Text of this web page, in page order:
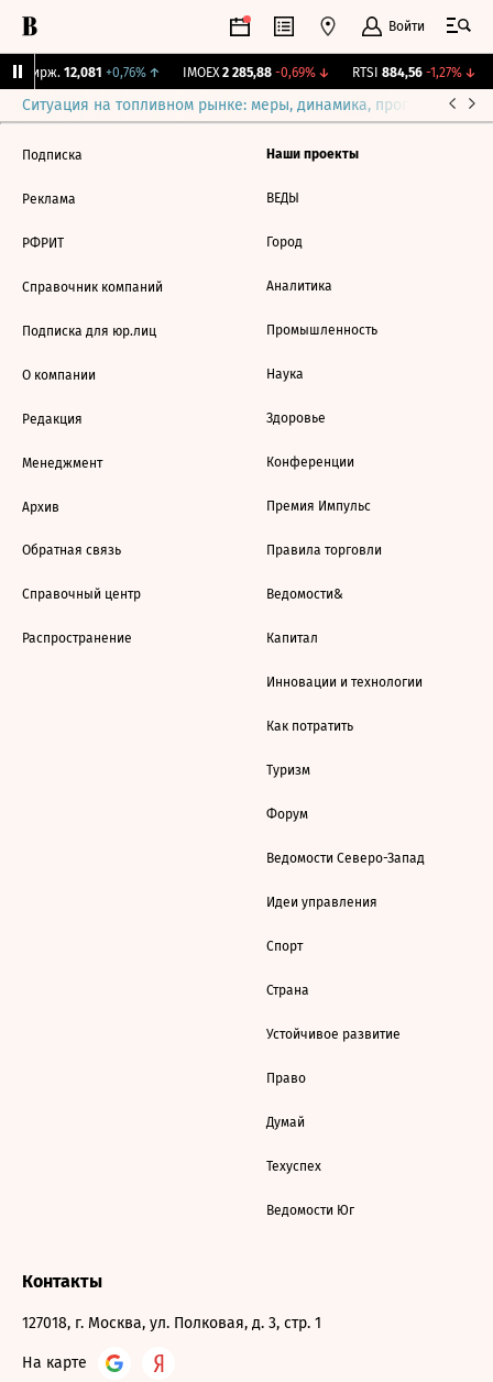
Войти
Бирж. 12,081 +0,76%↑ IMOEX 2 285,88 -0,69%↓ RTSI 884,56 -1,27%↓
Ситуация на топливном рынке: меры, динамика, прогнозы
Подписка
Реклама
РФРИТ
Справочник компаний
Подписка для юр.лиц
О компании
Редакция
Менеджмент
Архив
Обратная связь
Справочный центр
Распространение
Наши проекты
ВЕДЫ
Город
Аналитика
Промышленность
Наука
Здоровье
Конференции
Премия Импульс
Правила торговли
Ведомости&
Капитал
Инновации и технологии
Как потратить
Туризм
Форум
Ведомости Северо-Запад
Идеи управления
Спорт
Страна
Устойчивое развитие
Право
Думай
Техуспех
Ведомости Юг
Контакты
127018, г. Москва, ул. Полковая, д. 3, стр. 1
На карте